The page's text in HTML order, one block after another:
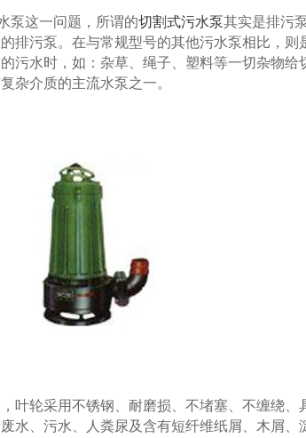
这一问题，所谓的切割式污水泵其实是排污
排污泵。在与常规型号的其他污水泵相比，则
污水时，如：杂草、绳子、塑料等一切杂物给
杂介质的主流水泵之一。
轮采用不锈钢、耐磨损、不堵塞、不缠绕、
水、污水、人粪尿及含有短纤维纸屑、木屑、